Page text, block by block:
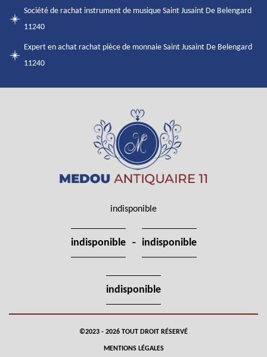
Société de rachat instrument de musique Saint Jusaint De Belengard
11240
Expert en achat rachat pièce de monnaie Saint Jusaint De Belengard
11240
indisponible
indisponible - indisponible
indisponible
©2023 - 2026 TOUT DROIT RÉSERVÉ
MENTIONS LÉGALES